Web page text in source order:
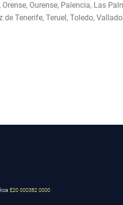
Ourense, Palencia, Las
Tenerife, Teruel, Toledo,
E20 000382 0000